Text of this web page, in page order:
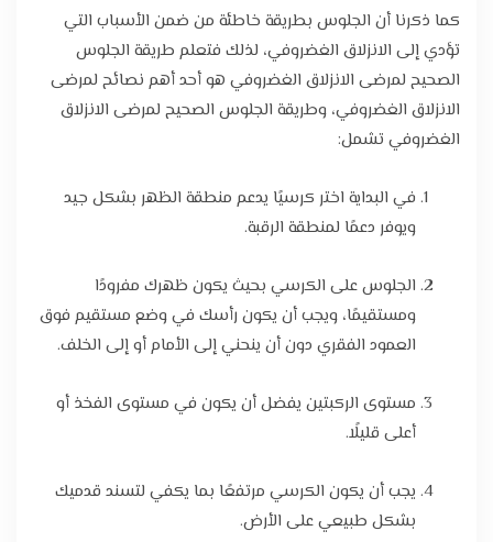
كما ذكرنا أن الجلوس بطريقة خاطئة من ضمن الأسباب التي
تؤدي إلى الانزلاق الغضروفي، لذلك فتعلم طريقة الجلوس
الصحيح لمرضى الانزلاق الغضروفي هو أحد أهم نصائح لمرضى
الانزلاق الغضروفي، وطريقة الجلوس الصحيح لمرضى الانزلاق
الغضروفي تشمل:
في البداية اختر كرسيًا يدعم منطقة الظهر بشكل جيد
ويوفر دعمًا لمنطقة الرقبة.
الجلوس على الكرسي بحيث يكون ظهرك مفرودًا
ومستقيمًا، ويجب أن يكون رأسك في وضع مستقيم فوق
العمود الفقري دون أن ينحني إلى الأمام أو إلى الخلف.
مستوى الركبتين يفضل أن يكون في مستوى الفخذ أو
أعلى قليلًا.
يجب أن يكون الكرسي مرتفعًا بما يكفي لتسند قدميك
بشكل طبيعي على الأرض.